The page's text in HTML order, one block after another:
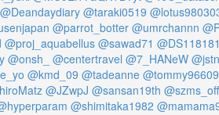
@Deandaydiary @taraki0519
@parrot_botter @umrchannn
@proj_aquabellus @sawad71
@onsh_ @centertravel @7_HANeW
@kmd_09 @tadeanne
@JZwpJ @sansan19th
@shimitaka1982